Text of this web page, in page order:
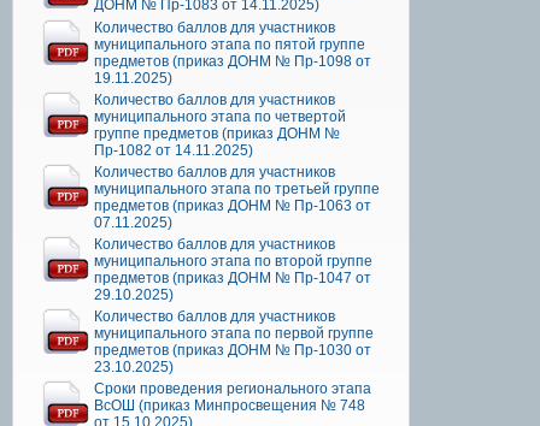
ДОНМ № Пр-1083 от 14.11.2025)
Количество баллов для участников
муниципального этапа по пятой группе
предметов (приказ ДОНМ № Пр-1098 от
19.11.2025)
Количество баллов для участников
муниципального этапа по четвертой
группе предметов (приказ ДОНМ №
Пр-1082 от 14.11.2025)
Количество баллов для участников
муниципального этапа по третьей группе
предметов (приказ ДОНМ № Пр-1063 от
07.11.2025)
Количество баллов для участников
муниципального этапа по второй группе
предметов (приказ ДОНМ № Пр-1047 от
29.10.2025)
Количество баллов для участников
муниципального этапа по первой группе
предметов (приказ ДОНМ № Пр-1030 от
23.10.2025)
Сроки проведения регионального этапа
ВсОШ (приказ Минпросвещения № 748
от 15.10.2025)